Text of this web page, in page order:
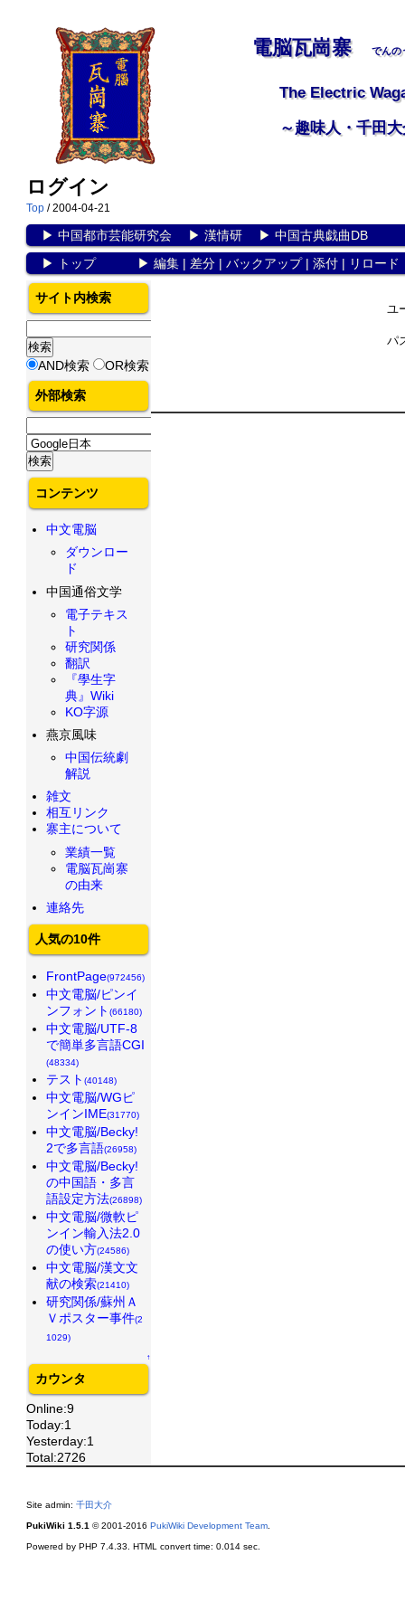
電脳瓦崗寨 でんの
The Electric
～趣味人・千田
ログイン
Top / 2004-04-21
▶ 中国都市芸能研究会▶ 漢情研▶ 中国古典戯曲DB
▶
トップ▶ 編集| 差分| バックアップ| 添付| リロード
ユ
パ
サイト内検索
AND検索 OR検索
外部検索
コンテンツ
中文電脳
ダウンロー
ド
中国通俗文学
電子テキス
ト
研究関係
翻訳
『學生字
典』Wiki
KO字源
燕京風味
中国伝統劇
解説
雑文
相互リンク
寨主について
業績一覧
電脳瓦崗寨
の由来
連絡先
人気の10件
FrontPage(972456)
中文電脳/ピンイ
ンフォント (66180)
中文電脳/UTF-8
で簡単多言語CGI
(48334)
テスト (40148)
中文電脳/WGピ
ンインIME(31770)
中文電脳/Becky!
2で多言語(26958)
中文電脳/Becky!
の中国語・多言
語設定方法(26898)
中文電脳/微軟ピ
ンイン輸入法2.0
の使い方(24586)
中文電脳/漢文文
献の検索(21410)
研究関係/蘇州Ａ
Ｖポスター事件(2
1029)
↑
カウンタ
Online:9
Today:1
Yesterday:1
Total:2726
Site admin: 千田大介
PukiWiki 1.5.1 © 2001-2016 PukiWiki Development Team.
Powered by PHP 7.4.33. HTML convert time: 0.014 sec.